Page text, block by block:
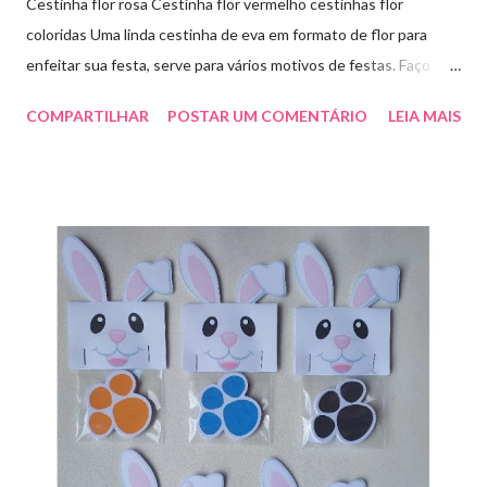
coloridas Uma linda cestinha de eva em formato de flor para
enfeitar sua festa, serve para vários motivos de festas. Faço
artesmania1@hotmail.com
COMPARTILHAR POSTAR UM COMENTÁRIO LEIA MAIS